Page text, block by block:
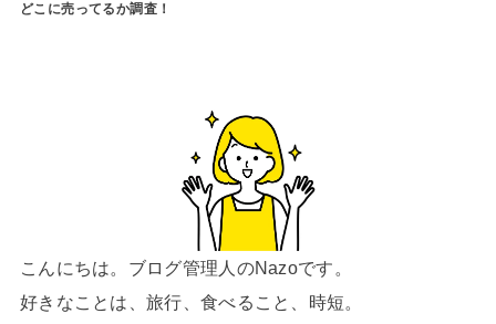
どこに売ってるか調査！
こんにちは。ブログ管理人のNazoです。
好きなことは、旅行、食べること、時短。